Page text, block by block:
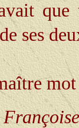
ses
mot